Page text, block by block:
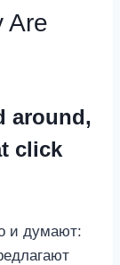
Are
around,
click
и думают: